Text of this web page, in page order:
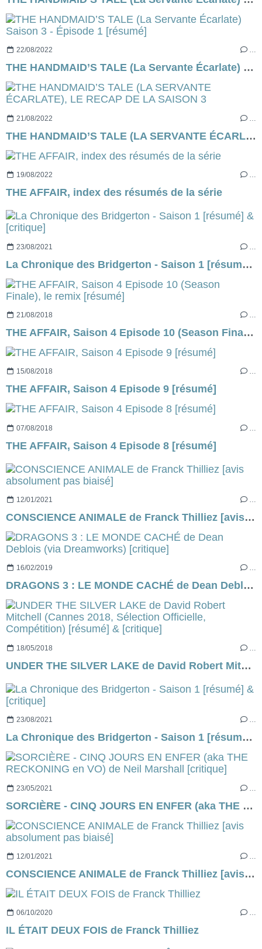
22/08/2022 …
THE HANDMAID’S TALE (La Servante Écarlate) Saison 3 - Épisode 1 [résumé]
21/08/2022
THE HANDMAID’S TALE (LA SERVANTE ÉCARLATE), LE RECAP DE LA SAISON 3
19/08/2022 …
THE AFFAIR, index des résumés de la série
23/08/2021
La Chronique des Bridgerton - Saison 1 [résumé] & [critique]
21/08/2018 …
THE AFFAIR, Saison 4 Episode 10 (Season Finale), le remix [résumé]
15/08/2018 …
THE AFFAIR, Saison 4 Episode 9 [résumé]
07/08/2018
THE AFFAIR, Saison 4 Episode 8 [résumé]
12/01/2021 …
CONSCIENCE ANIMALE de Franck Thilliez [avis absolument pas biaisé]
16/02/2019 …
DRAGONS 3 : LE MONDE CACHÉ de Dean Deblois (via Dreamworks) [critique]
18/05/2018
UNDER THE SILVER LAKE de David Robert Mitchell (Cannes 2018, Sélection Officielle, Compétition) [résumé] & [critique]
23/08/2021 …
La Chronique des Bridgerton - Saison 1 [résumé] & [critique]
23/05/2021
SORCIÈRE - CINQ JOURS EN ENFER (aka THE RECKONING en VO) de Neil Marshall [critique]
12/01/2021 …
CONSCIENCE ANIMALE de Franck Thilliez [avis absolument pas biaisé]
06/10/2020 …
IL ÉTAIT DEUX FOIS de Franck Thilliez